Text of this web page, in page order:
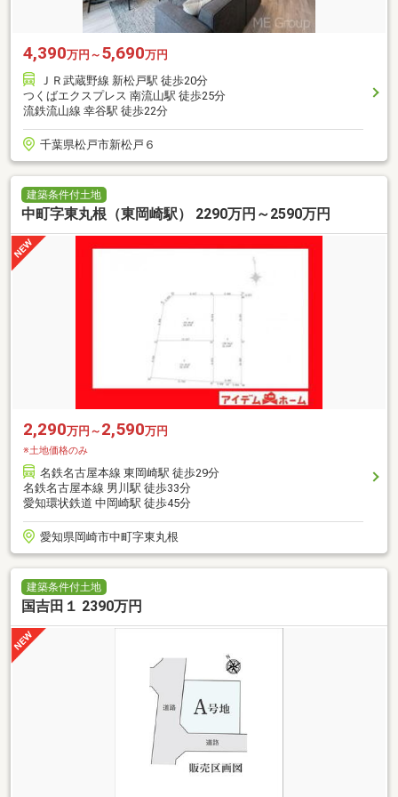
4,390万円～ 5,690万円
ＪＲ武蔵野線 新松戸駅 徒歩20分
つくばエクスプレス 南流山駅 徒歩25分
流鉄流山線 幸谷駅 徒歩22分
千葉県松戸市新松戸６
建築条件付土地
中町字東丸根（東岡崎駅） 2290万円～2590万円
2,290万円～ 2,590万円
※土地価格のみ
名鉄名古屋本線 東岡崎駅 徒歩29分
名鉄名古屋本線 男川駅 徒歩33分
愛知環状鉄道 中岡崎駅 徒歩45分
愛知県岡崎市中町字東丸根
建築条件付土地
国吉田１ 2390万円